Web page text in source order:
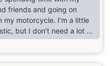
friends and going on
motorcycle. I’m a little
but I don’t need a lot of
whistles to make me
looking for a girl who is